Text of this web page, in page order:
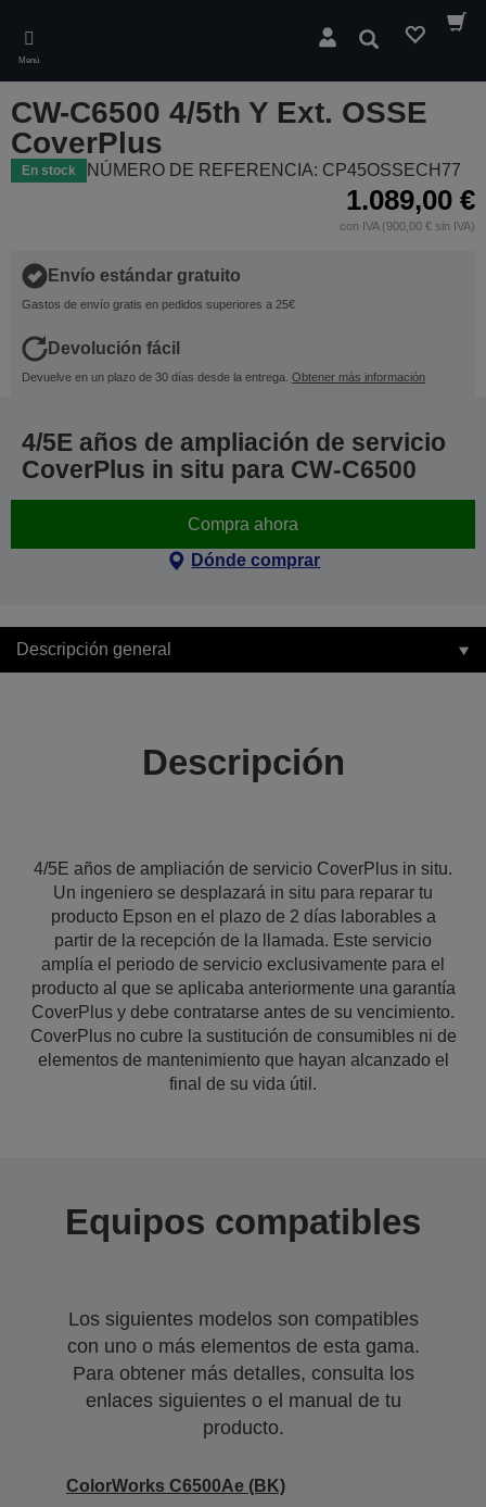
main
content
Menú
Buscar
CW-C6500 4/5th Y Ext. OSSE
CoverPlus
En stock NÚMERO DE REFERENCIA: CP45OSSECH77
1.089,00 €
con IVA (900,00 € sin IVA)
Envío estándar gratuito
Gastos de envío gratis en pedidos superiores a 25€
Devolución fácil
Devuelve en un plazo de 30 días desde la entrega. Obtener más información
4/5E años de ampliación de servicio
CoverPlus in situ para CW-C6500
Compra ahora
Dónde comprar
Descripción general
Descripción
4/5E años de ampliación de servicio CoverPlus in situ.
Un ingeniero se desplazará in situ para reparar tu
producto Epson en el plazo de 2 días laborables a
partir de la recepción de la llamada. Este servicio
amplía el periodo de servicio exclusivamente para el
producto al que se aplicaba anteriormente una garantía
CoverPlus y debe contratarse antes de su vencimiento.
CoverPlus no cubre la sustitución de consumibles ni de
elementos de mantenimiento que hayan alcanzado el
final de su vida útil.
Equipos compatibles
Los siguientes modelos son compatibles
con uno o más elementos de esta gama.
Para obtener más detalles, consulta los
enlaces siguientes o el manual de tu
producto.
ColorWorks C6500Ae (BK)